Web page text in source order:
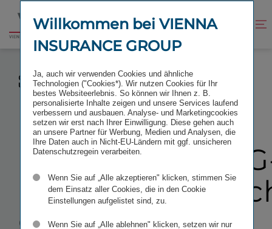
Inhalt
springen
Fußzeile
springen
Zur
Startseite
Kontrast
RUMÄNISCHE VIG-KONZERNGESELLSCHAFT
OMNIASIG KOMBINIERT GESUNDEN LEBENSSTIL MIT
UMWELTSCHUTZ
Rumänische
Willkommen bei VIENNA
INSURANCE GROUP
Ja, auch wir verwenden Cookies und ähnliche
Technologien ("Cookies*). Wir nutzen Cookies für Ihr
bestes Websiteerlebnis. So können wir Ihnen z. B.
personalisierte Inhalte zeigen und unsere Services laufend
verbessern und ausbauen. Analyse- und Marketingcookies
setzen wir erst nach Ihrer Einwilligung. Diese gehen auch
an unsere Partner für Werbung, Medien und Analysen, die
Ihre Daten auch in Nicht-EU-Ländern mit ggf. unsicheren
Datenschutzregein verarbeiten.
Wenn Sie auf „Alle akzeptieren" klicken, stimmen Sie
dem Einsatz aller Cookies, die in den Cookie
Einstellungen aufgelistet sind, zu.
Wenn Sie auf „Alle ablehnen" klicken, setzen wir nur